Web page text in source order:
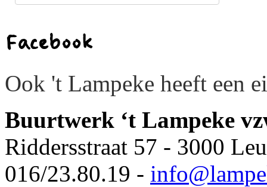
Facebook
Ook 't Lampeke heeft een
Buurtwerk ‘t Lampeke
Riddersstraat 57 - 3000
016/23.80.19 -